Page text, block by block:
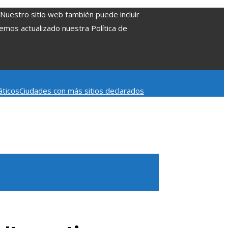
sitio web también puede incluir
actualizado nuestra Política de
Ciudades con más sitios declarados